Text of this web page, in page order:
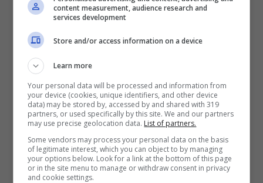
pretendenti accreditate a livello
internazionale ce ne sono,
torna nel mirino di Manchester City e
Chelsea.
Inter, Bastoni puntato
dalla Premier League: la
cifra per la sua cessione
content measurement, audience research and
services development
Store and/or access information on a device
Learn more
Your personal data will be processed and information from
your device (cookies, unique identifiers, and other device
data) may be stored by, accessed by and shared with 319
partners, or used specifically by this site. We and our partners
may use precise geolocation data. List of partners.
Some vendors may process your personal data on the basis
of legitimate interest, which you can object to by managing
your options below. Look for a link at the bottom of this page
or in the site menu to manage or withdraw consent in privacy
and cookie settings.